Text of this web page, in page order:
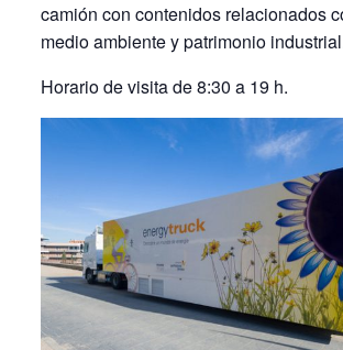
camión con contenidos relacionados
medio ambiente y patrimonio
Horario de visita de 8:30 a 19 h.